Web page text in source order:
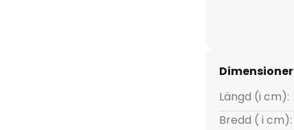
Dimensioner
Längd (i cm):
Bredd ( i cm):